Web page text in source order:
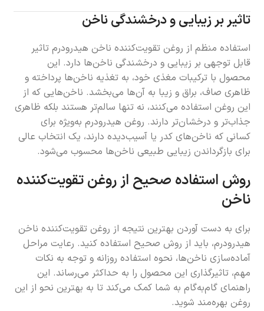
تاثیر بر زیبایی و درخشندگی ناخن
استفاده منظم از روغن تقویت‌کننده ناخن هیدرودرم تاثیر
قابل توجهی بر زیبایی و درخشندگی ناخن‌ها دارد. این
محصول با ترکیبات مغذی خود، به تغذیه ناخن‌ها پرداخته و
ظاهری صاف، براق و زیبا به آن‌ها می‌بخشد. ناخن‌هایی که از
این روغن استفاده می‌کنند، نه تنها سالم‌تر هستند بلکه ظاهری
جذاب‌تر و درخشان‌تر دارند. روغن هیدرودرم به‌ویژه برای
کسانی که ناخن‌های کدر یا آسیب‌دیده دارند، یک انتخاب عالی
برای بازگرداندن زیبایی طبیعی ناخن‌ها محسوب می‌شود.
روش استفاده صحیح از روغن تقویت‌کننده
ناخن
برای به دست آوردن بهترین نتیجه از روغن تقویت‌کننده ناخن
هیدرودرم، باید از روش صحیح استفاده کنید. رعایت مراحل
آماده‌سازی ناخن‌ها، نحوه استفاده روزانه و توجه به نکات
مهم، تاثیرگذاری این محصول را به حداکثر می‌رساند. این
راهنمای گام‌به‌گام به شما کمک می‌کند تا به بهترین نحو از این
روغن بهره‌مند شوید.